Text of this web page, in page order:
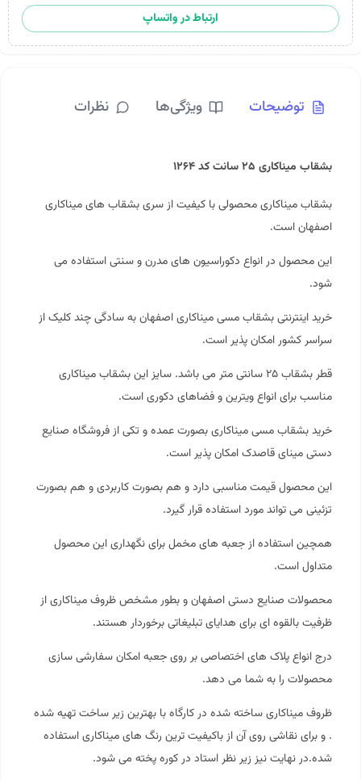
ارتباط در واتساپ
توضیحات ویژگی‌ها نظرات
بشقاب میناکاری ۲۵ سانت کد ۱۲۶۴
بشقاب میناکاری محصولی با کیفیت از سری بشقاب های میناکاری
اصفهان است.
این محصول در انواع دکوراسیون های مدرن و سنتی استفاده می
شود.
خرید اینترنتی بشقاب مسی میناکاری اصفهان به سادگی چند کلیک از
سراسر کشور امکان پذیر است.
قطر بشقاب ۲۵ سانتی متر می باشد. سایز این بشقاب
میناکاری
مناسب برای انواع ویترین و فضاهای دکوری است.
خرید بشقاب مسی میناکاری بصورت عمده و تکی از فروشگاه صنایع
دستیمینای قاصدکامکان پذیر است.
این محصول قیمت مناسبی دارد و هم بصورت کاربردی و هم بصورت
تزئینی می تواند مورد استفاده قرار گیرد.
همچین استفاده از جعبه های مخمل برای نگهداری این محصول
متداول است.
محصولات صنایع دستی اصفهان و بطور مشخص ظروف میناکاری از
ظرفیت بالقوه ای برای هدایای تبلیغاتی برخوردار هستند.
درج انواع پلاک های اختصاصی بر روی جعبه امکان سفارشی سازی
محصولات را به شما می دهد.
ظروف میناکاری ساخته شده در کارگاه با بهترین زیر ساخت تهیه شده
. و برای نقاشی روی آن از باکیفیت ترین رنگ های میناکاری استفاده
شده.در نهایت نیز زیر نظر استاد در کوره پخته می شود.